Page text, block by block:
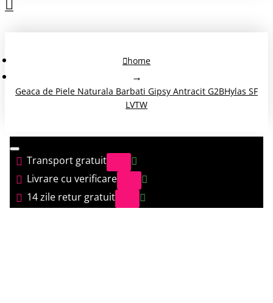
home
Geaca de Piele Naturala Barbati Gipsy Antracit G2BHylas SF
LVTW
Transport gratuit
Livrare cu verificare
14 zile retur gratuit